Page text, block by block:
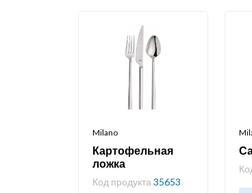
Milano
Картофельная
ложка
Код продукта35653